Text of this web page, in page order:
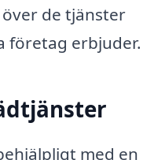
de tjänster
företag erbjuder.
med en